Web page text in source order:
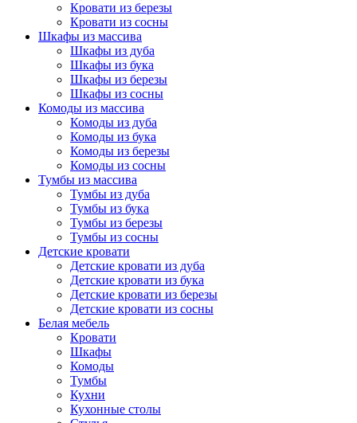
Кровати из березы
Кровати из сосны
Шкафы из массива
Шкафы из дуба
Шкафы из бука
Шкафы из березы
Шкафы из сосны
Комоды из массива
Комоды из дуба
Комоды из бука
Комоды из березы
Комоды из сосны
Тумбы из массива
Тумбы из дуба
Тумбы из бука
Тумбы из березы
Тумбы из сосны
Детские кровати
Детские кровати из дуба
Детские кровати из бука
Детские кровати из березы
Детские кровати из сосны
Белая мебель
Кровати
Шкафы
Комоды
Тумбы
Кухни
Кухонные столы